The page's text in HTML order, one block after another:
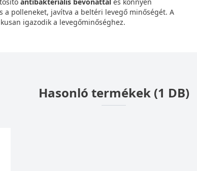
polleneket, javítva a beltéri levegő minőségét. A
igazodik a levegőminőséghez.
Hasonló termékek (1 DB)